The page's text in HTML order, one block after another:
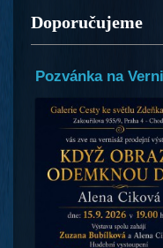
Doporučujeme
Pozvánka na